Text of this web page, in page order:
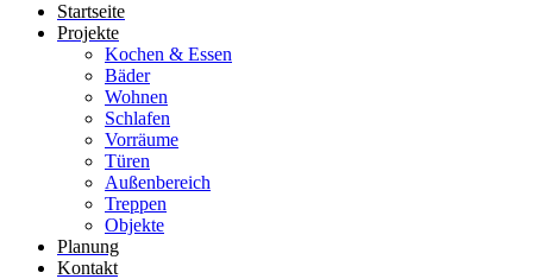
Startseite
Projekte
Kochen & Essen
Bäder
Wohnen
Schlafen
Vorräume
Türen
Außenbereich
Treppen
Objekte
Planung
Kontakt